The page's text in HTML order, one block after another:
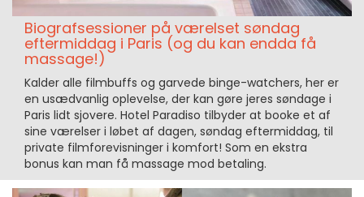
Biografsessioner på værelset søndag
eftermiddag i Paris (og du kan endda få
massage!)
Kalder alle filmbuffs og garvede binge-watchers, her er
en usædvanlig oplevelse, der kan gøre jeres søndage i
Paris lidt sjovere. Hotel Paradiso tilbyder at booke et af
sine værelser i løbet af dagen, søndag eftermiddag, til
private filmforevisninger i komfort! Som en ekstra
bonus kan man få massage mod betaling.